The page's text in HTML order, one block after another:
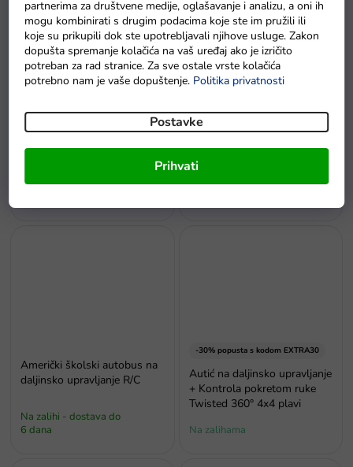
partnerima za društvene medije, oglašavanje i analizu, a oni ih
mogu kombinirati s drugim podacima koje ste im pružili ili
koje su prikupili dok ste upotrebljavali njihove usluge. Zakon
dopušta spremanje kolačića na vaš uređaj ako je izričito
potreban za rad stranice. Za sve ostale vrste kolačića
potrebno nam je vaše dopuštenje. Politika privatnosti
Postavke
Prihvati
Na zalihi - dostava do
upravljanje RC zeleni
Na zalihi - dostava do
Američki školski autobus na
daljinsko upravljanje R/C
Na zalihi - dostava do
6 dana
-30% popusta s kodom EXTRA30
Autić na daljinsko upravljanje
+ Kontrola pokretom ruke
Twisted 360° 4x4 plavi
Na zalihama